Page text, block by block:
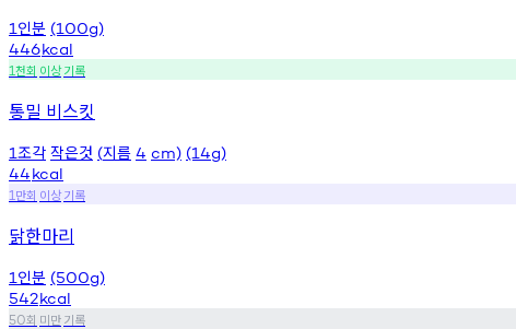
1 인분 (100g)
446kcal
1천회 이상기록
통밀 비스킷
1조각 작은것 (지름 4 cm) (14g)
44kcal
1 만회 이상기록
닭한마리
1 인분 (500g)
542kcal
50회 미만기록